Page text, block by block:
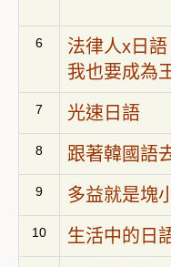
6
法律人x日語
我也要成為
7 光速日語
8 跟著韓國語
9 多益就是塊
10 生活中的日